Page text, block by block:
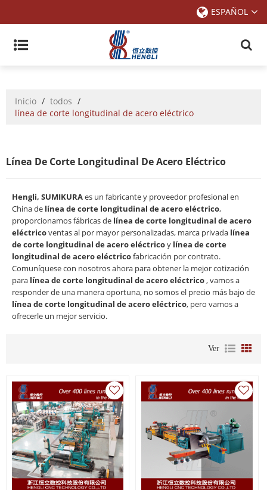
ESPAÑOL
Inicio / todos /
línea de corte longitudinal de acero eléctrico
Línea De Corte Longitudinal De Acero Eléctrico
Hengli, SUMIKURAes un fabricante y proveedor profesional en
China de línea de corte longitudinal de acero eléctrico,
proporcionamos fábricas de línea de corte longitudinal de acero
eléctricoventas al por mayor personalizadas, marca privada línea
de corte longitudinal de acero eléctricoy línea de corte
longitudinal de acero eléctricofabricación por contrato.
Comuníquese con nosotros ahora para obtener la mejor cotización
para línea de corte longitudinal de acero eléctrico, vamos a
responder de una manera oportuna, no somos el precio más bajo de
línea de corte longitudinal de acero eléctrico, pero vamos a
ofrecerle un mejor servicio.
Ver